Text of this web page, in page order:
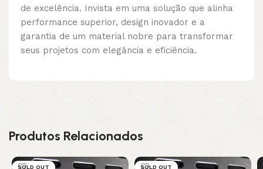
de excelência. Invista em uma solução que alinha
performance superior, design inovador e a
garantia de um material nobre para transformar
seus projetos com elegância e eficiência.
Produtos Relacionados
SOLD OUT SOLD OUT